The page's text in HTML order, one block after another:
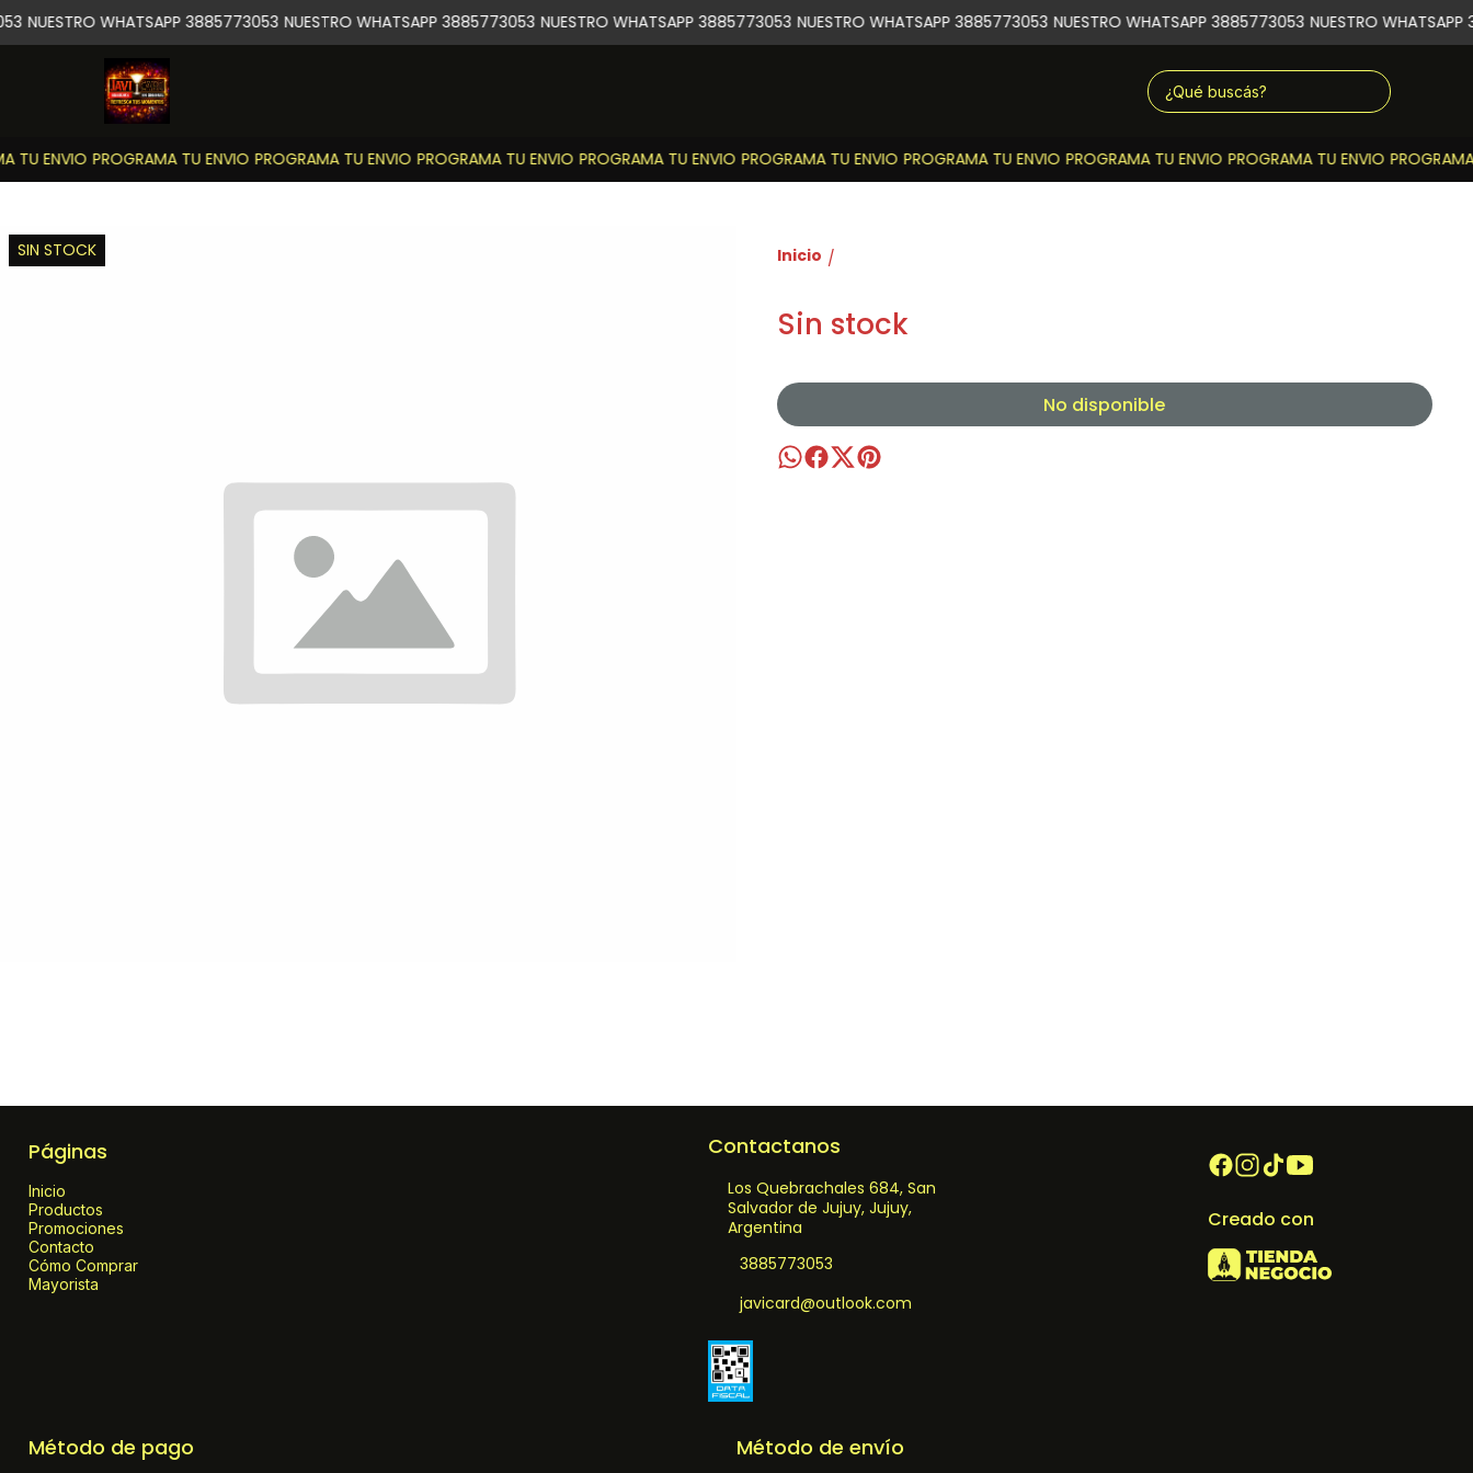
TU ENVIO PROGRAMA TU ENVIO PROGRAMA TU ENVIO PROGRAMA TU ENVIO PROGRAMA TU ENVIO PROGRAMA TU ENVIO PROGRAMA TU ENVIO PROGRAMA TU ENVIO PROGRAMA TU ENVIO PROGRAMA
NUESTRO WHATSAPP 3885773053 NUESTRO WHATSAPP 3885773053 NUESTRO WHATSAPP 3885773053 NUESTRO WHATSAPP 3885773053 NUESTRO WHATSAPP 3885773053 NUESTRO WHATSAPP
SIN STOCK Inicio /
Sin stock
No disponible
Páginas
Inicio
Productos
Promociones
Contacto
Cómo Comprar
Mayorista
Contactanos
Los Quebrachales 684, San
Salvador de Jujuy, Jujuy,
Argentina
3885773053
javicard@outlook.com
Creado con
Método de pago Método de envío